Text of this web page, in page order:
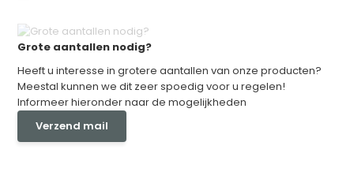
Grote aantallen nodig?
Heeft u interesse in grotere aantallen van onze producten?
Meestal kunnen we dit zeer spoedig voor u regelen!
Informeer hieronder naar de mogelijkheden
Verzend mail